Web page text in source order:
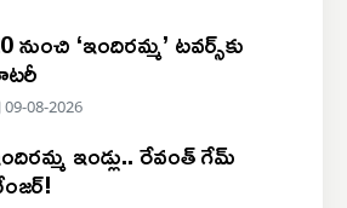
నుంచి ‘ఇందిరమ్మ’ టవర్స్‌కు
09-08-2026
ఇండ్లు.. రేవంత్ గేమ్